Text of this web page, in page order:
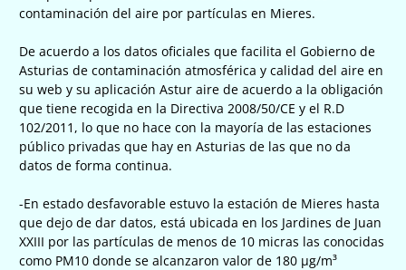
contaminación del aire por partículas en Mieres.
De acuerdo a los datos oficiales que facilita el Gobierno de
Asturias de contaminación atmosférica y calidad del aire en
su web y su aplicación Astur aire de acuerdo a la obligación
que tiene recogida en la Directiva 2008/50/CE y el R.D
102/2011, lo que no hace con la mayoría de las estaciones
público privadas que hay en Asturias de las que no da
datos de forma continua.
-En estado desfavorable estuvo la estación de Mieres hasta
que dejo de dar datos, está ubicada en los Jardines de Juan
XXIII por las partículas de menos de 10 micras las conocidas
como PM10 donde se alcanzaron valor de 180 µg/m³